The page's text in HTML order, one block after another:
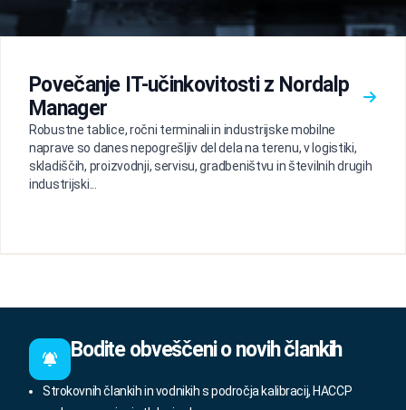
Povečanje IT-učinkovitosti z Nordalp
Manager
Robustne tablice, ročni terminali in industrijske mobilne
naprave so danes nepogrešljiv del dela na terenu, v logistiki,
skladiščih, proizvodnji, servisu, gradbeništvu in številnih drugih
industrijski...
Bodite obveščeni o novih člankih
Strokovnih člankih in vodnikih s področja kalibracij, HACCP